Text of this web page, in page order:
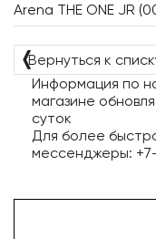
Arena THE ONE JR
❬Вернуться к
Информация по
магазине
суток
Для более
мессенджеры: